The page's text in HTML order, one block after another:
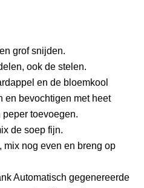
grof snijden.
ook de stelen.
en de bloemkool
en bevochtigen met heet
toevoegen.
de soep fijn.
mix nog even en breng op
Automatisch gegenereerde